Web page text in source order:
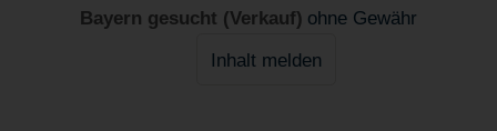
Bayern gesucht (Verkauf) ohne Gewähr
Inhalt melden